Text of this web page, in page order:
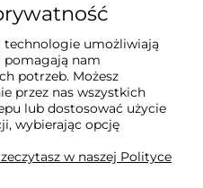
Technologiczne -
Sprzętu
- Trójmiasto - Pomorskie
technologie umożliwiają
pomagają nam
potrzeb. Możesz
przez nas wszystkich
lub dostosować użycie
wybierając opcję
w naszej Polityce